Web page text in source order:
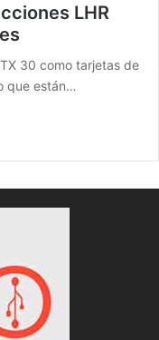
LHR
30 como tarjetas de
que están…